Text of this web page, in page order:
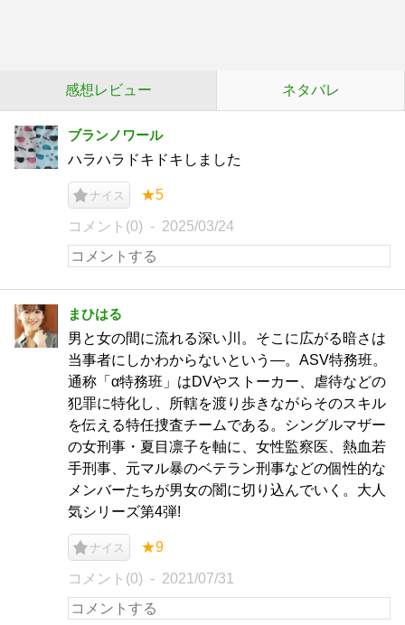
感想レビュー ネタバレ
ブランノワール
ハラハラドキドキしました
ナイス ★5
コメント(0) 2025/03/24
まひはる
男と女の間に流れる深い川。そこに広がる暗さは
当事者にしかわからないという―。ASV特務班。
通称「α特務班」はDVやストーカー、虐待などの
犯罪に特化し、所轄を渡り歩きながらそのスキル
を伝える特任捜査チームである。シングルマザー
の女刑事・夏目凛子を軸に、女性監察医、熱血若
手刑事、元マル暴のベテラン刑事などの個性的な
メンバーたちが男女の闇に切り込んでいく。大人
気シリーズ第4弾!
ナイス ★9
コメント(0) 2021/07/31